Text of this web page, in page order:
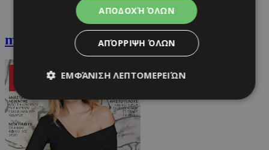
must Φεβρουαρίου
ΑΠΟΔΟΧΉ ΌΛΩΝ
ΑΠΌΡΡΙΨΗ ΌΛΩΝ
ΕΜΦΆΝΙΣΗ ΛΕΠΤΟΜΕΡΕΙΏΝ
Απολύτως απαραίτητα
Λειτουργικότητας